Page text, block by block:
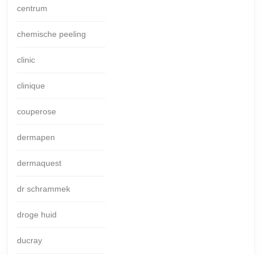
centrum
chemische peeling
clinic
clinique
couperose
dermapen
dermaquest
dr schrammek
droge huid
ducray